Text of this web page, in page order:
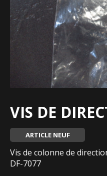
VIS DE
ARTICLE NEUF
Vis de colonne de
DF-7077